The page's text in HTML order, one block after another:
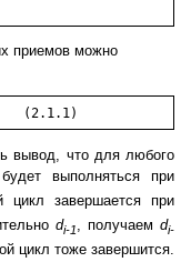
приемов можно
(2.1.1)
вывод, что для любого
выполняться при
цикл завершается при
di-1, получаемdi-
цикл тоже завершится.